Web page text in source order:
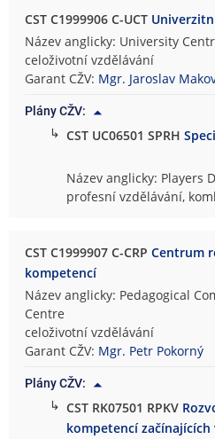
CST C1999906 C-UCT
Název anglicky: University
celoživotní vzdělávání
Garant CŽV: Mgr. Jaroslav
Plány CŽV:
↳ CST UC06501 SPRH
Název anglicky: Players
profesní vzdělávání,
CST C1999907 C-CRPCentrum
kompetencí
Název anglicky: Pedagogical
Centre
celoživotní vzdělávání
Garant CŽV: Mgr. Petr Pokorný
Plány CŽV:
↳ CST RK07501 RPKV
kompetencí začínajících